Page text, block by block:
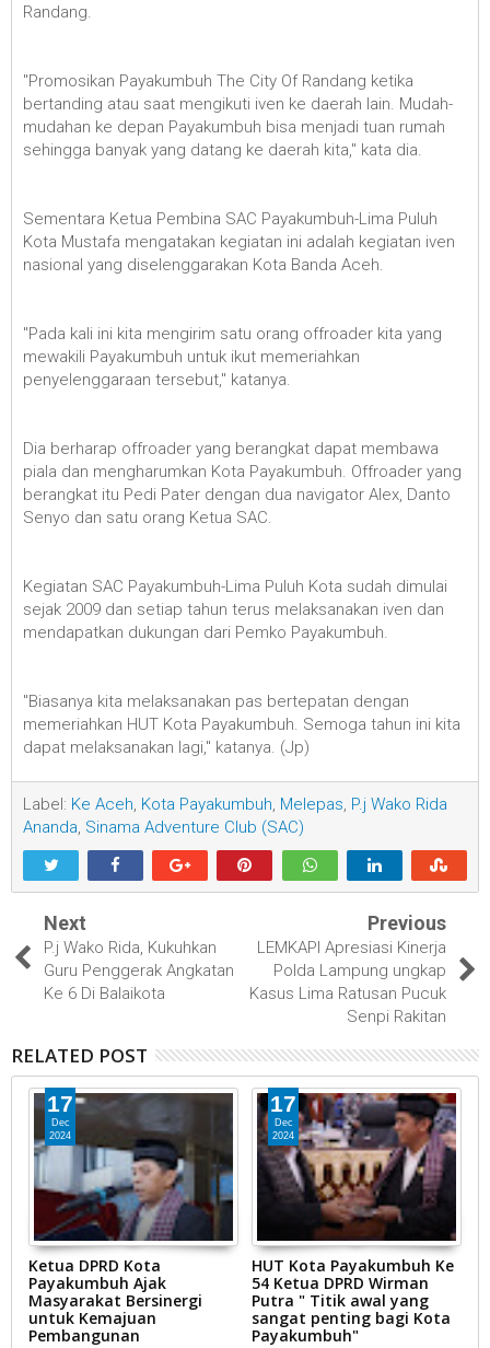
Randang.
"Promosikan Payakumbuh The City Of Randang ketika
bertanding atau saat mengikuti iven ke daerah lain. Mudah-
mudahan ke depan Payakumbuh bisa menjadi tuan rumah
sehingga banyak yang datang ke daerah kita," kata dia.
Sementara Ketua Pembina SAC Payakumbuh-Lima Puluh
Kota Mustafa mengatakan kegiatan ini adalah kegiatan iven
nasional yang diselenggarakan Kota Banda Aceh.
"Pada kali ini kita mengirim satu orang offroader kita yang
mewakili Payakumbuh untuk ikut memeriahkan
penyelenggaraan tersebut," katanya.
Dia berharap offroader yang berangkat dapat membawa
piala dan mengharumkan Kota Payakumbuh. Offroader yang
berangkat itu Pedi Pater dengan dua navigator Alex, Danto
Senyo dan satu orang Ketua SAC.
Kegiatan SAC Payakumbuh-Lima Puluh Kota sudah dimulai
sejak 2009 dan setiap tahun terus melaksanakan iven dan
mendapatkan dukungan dari Pemko Payakumbuh.
"Biasanya kita melaksanakan pas bertepatan dengan
memeriahkan HUT Kota Payakumbuh. Semoga tahun ini kita
dapat melaksanakan lagi," katanya. (Jp)
Label: Ke Aceh, Kota Payakumbuh, Melepas, P.j Wako Rida
Ananda, Sinama Adventure Club (SAC)
Next
P.j Wako Rida, Kukuhkan
Guru Penggerak Angkatan
Ke 6 Di Balaikota
Previous
LEMKAPI Apresiasi Kinerja
Polda Lampung ungkap
Kasus Lima Ratusan Pucuk
Senpi Rakitan
RELATED POST
17
Dec
2024
Ketua DPRD Kota
Payakumbuh Ajak
Masyarakat Bersinergi
untuk Kemajuan
Pembangunan
17
Dec
2024
HUT Kota Payakumbuh Ke
54 Ketua DPRD Wirman
Putra " Titik awal yang
sangat penting bagi Kota
Payakumbuh"